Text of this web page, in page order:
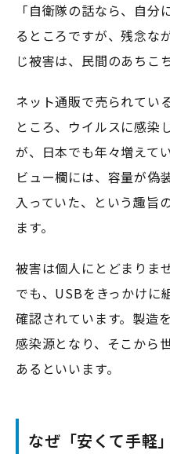
「自衛隊の話なら、自
るところですが、残念な
じ被害は、民間のあちこ
ネット通販で売られてい
ところ、ウイルスに感染
が、日本でも年々増えて
ビュー欄には、容量が偽
入っていた、という趣旨
ます。
被害は個人にとどまりま
でも、USBをきっかけに
確認されています。製造
感染源となり、そこから
あるといいます。
なぜ「安くて手軽